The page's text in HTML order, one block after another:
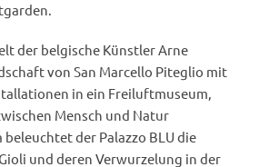
der belgische Künstler Arne
von San Marcello Piteglio mit
in ein Freiluftmuseum,
Mensch und Natur
der Palazzo BLU die
und deren Verwurzelung in der